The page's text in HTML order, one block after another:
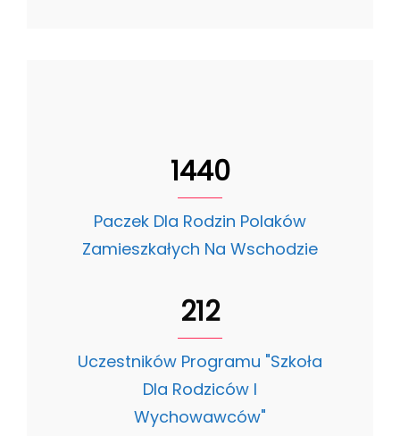
1440
Paczek Dla Rodzin Polaków
Zamieszkałych Na Wschodzie
212
Uczestników Programu "Szkoła
Dla Rodziców I
Wychowawców"